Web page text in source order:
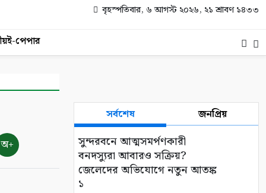
বৃহস্পতিবার, ৬ আগস্ট ২০২৬, ২১ শ্রাবণ ১৪৩৩
ই-পেপার
অ+
সর্বশেষ জনপ্রিয়
সুন্দরবনে আত্মসমর্পণকারী
বনদস্যুরা আবারও সক্রিয়?
জেলেদের অভিযোগে নতুন আতঙ্ক
১